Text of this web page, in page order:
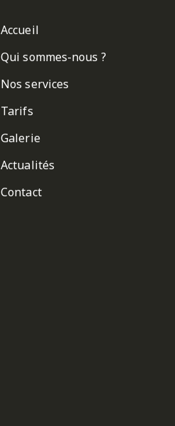
Accueil
Qui sommes-nous ?
Nos services
Tarifs
Galerie
Actualités
Contact